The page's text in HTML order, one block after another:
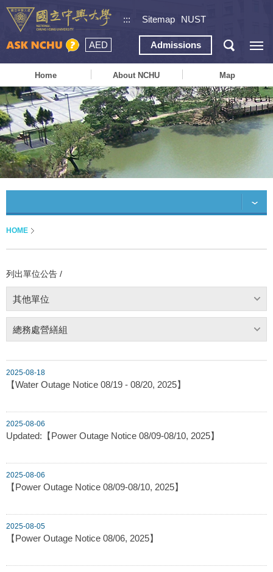
::: Sitemap NUST
AED Admissions
Home About NCHU Map
HOME
列出單位公告 /
其他單位
總務處營繕組
2025-08-18
【Water Outage Notice 08/19 - 08/20, 2025】
2025-08-06
Updated:【Power Outage Notice 08/09-08/10, 2025】
2025-08-06
【Power Outage Notice 08/09-08/10, 2025】
2025-08-05
【Power Outage Notice 08/06, 2025】